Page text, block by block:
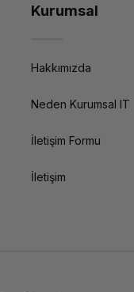
Kurumsal
Hakkımızda
Neden Kurumsal IT
İletişim Formu
İletişim